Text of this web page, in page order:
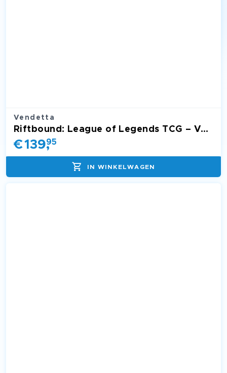
Vendetta
Riftbound: League of Legends TCG – Vendetta Booster Display
€139,
95
IN WINKELWAGEN